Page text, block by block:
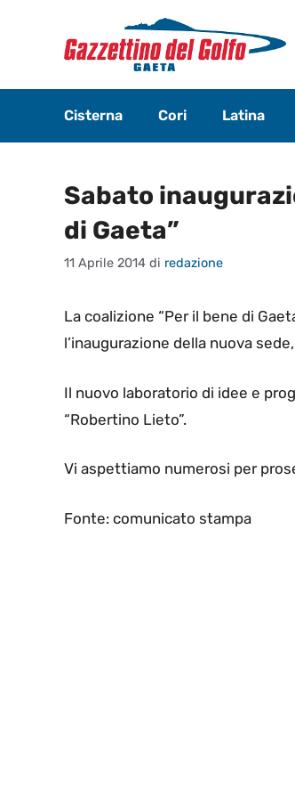
contenuto
Cisterna Cori Latina
Sabato
di Gaeta”
11 Aprile 2014 di redazione
La coalizione “Per il bene di
l’inaugurazione della nuova
Il nuovo laboratorio di idee e
“Robertino Lieto”.
Vi aspettiamo numerosi per
Fonte: comunicato stampa